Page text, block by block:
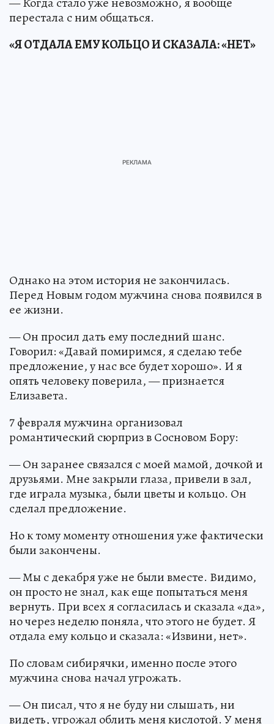
перестала с ним общаться.
«Я ОТДАЛА ЕМУ КОЛЬЦО И СКАЗАЛА: «НЕТ»
Однако на этом история не закончилась.
Перед Новым годом мужчина снова появился в
ее жизни.
— Он просил дать ему последний шанс.
Говорил: «Давай помиримся, я сделаю тебе
предложение, у нас все будет хорошо». И я
опять человеку поверила, — признается
Елизавета.
7 февраля мужчина организовал
романтический сюрприз в Сосновом Бору:
— Он заранее связался с моей мамой, дочкой и
друзьями. Мне закрыли глаза, привели в зал,
где играла музыка, были цветы и кольцо. Он
сделал предложение.
Но к тому моменту отношения уже фактически
были закончены.
— Мы с декабря уже не были вместе. Видимо,
он просто не знал, как еще попытаться меня
вернуть. При всех я согласилась и сказала «да»,
но через неделю поняла, что этого не будет. Я
отдала ему кольцо и сказала: «Извини, нет».
По словам сибирячки, именно после этого
мужчина снова начал угрожать.
— Он писал, что я не буду ни слышать, ни
видеть, угрожал облить меня кислотой. У меня